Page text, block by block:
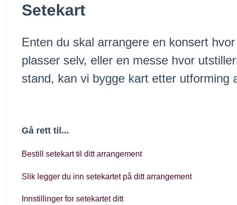
Setekart
Enten du skal arrangere en konsert
plasser selv, eller en messe hvor
stand, kan vi bygge kart etter utforming
Gå rett til...
Bestill setekart til ditt arrangement
Slik legger du inn setekartet på ditt arrangement
Innstillinger for setekartet ditt